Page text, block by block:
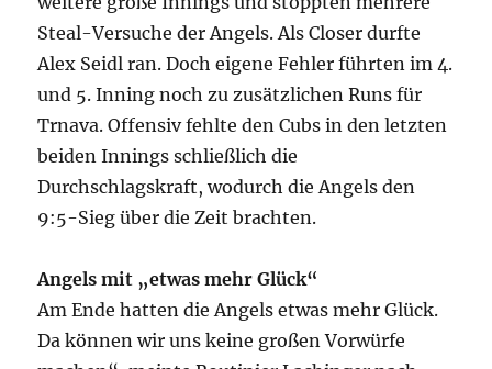
Steal-Versuche der Angels. Als Closer durfte
Alex Seidl ran. Doch eigene Fehler führten im 4.
und 5. Inning noch zu zusätzlichen Runs für
Trnava. Offensiv fehlte den Cubs in den letzten
beiden Innings schließlich die
Durchschlagskraft, wodurch die Angels den
9:5-Sieg über die Zeit brachten.
Angels mit „etwas mehr Glück“
Am Ende hatten die Angels etwas mehr Glück.
Da können wir uns keine großen Vorwürfe